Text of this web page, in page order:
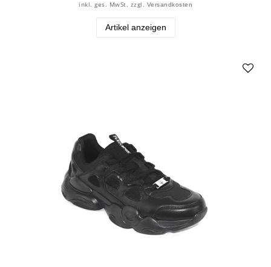
inkl. ges. MwSt. zzgl. Versandkosten
Artikel anzeigen